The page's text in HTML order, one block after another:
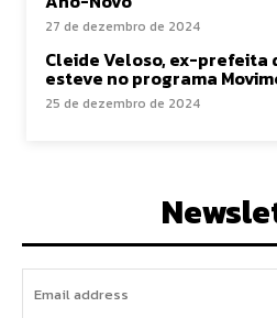
27 de dezembro de 2024
Cleide Veloso, ex-prefeita
esteve no programa
25 de dezembro de 2024